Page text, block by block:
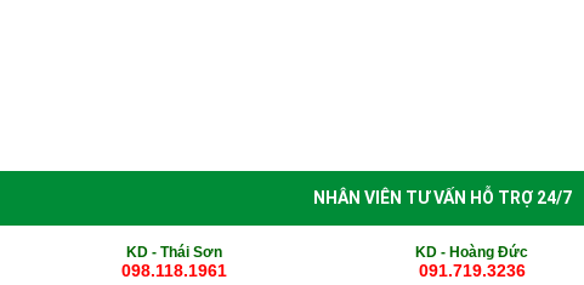
NHÂN VIÊN TƯ VẤN HỖ TRỢ 24/7
KD - Thái Sơn
098.118.1961
KD - Hoàng Đức
091.719.3236